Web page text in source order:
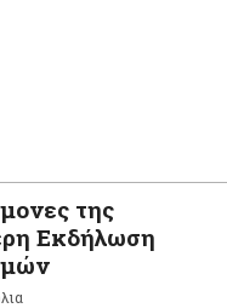
της
Εκδήλωση